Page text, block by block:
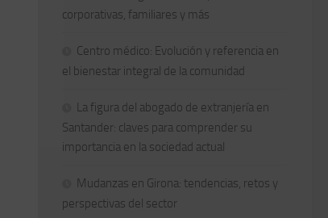
corporativas, familiares y más
Centro médico: Evolución y referencia en
el bienestar integral de la comunidad
La figura del abogado de extranjería en
Santander: claves para comprender su
importancia en la sociedad actual
Mudanzas en Girona: tendencias, retos y
perspectivas del sector